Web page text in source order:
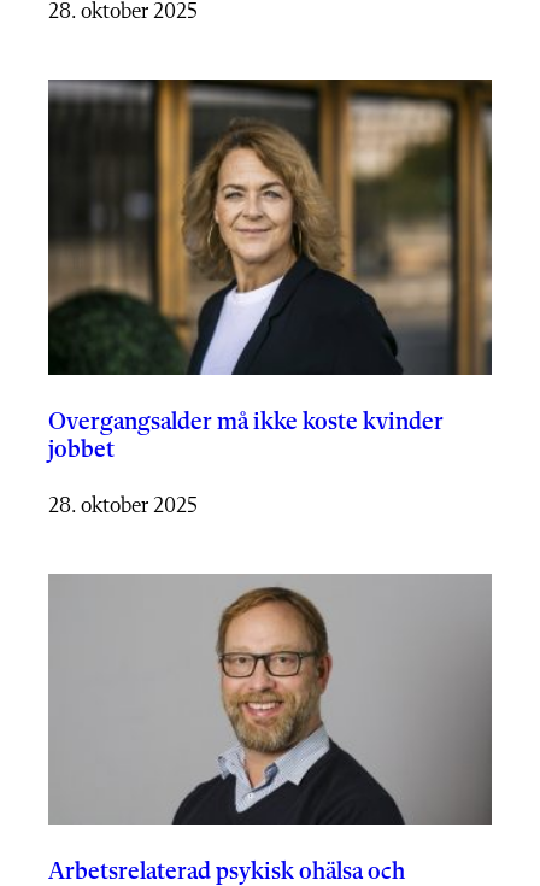
28. oktober 2025
Overgangsalder må ikke koste kvinder
jobbet
28. oktober 2025
Arbetsrelaterad psykisk ohälsa och